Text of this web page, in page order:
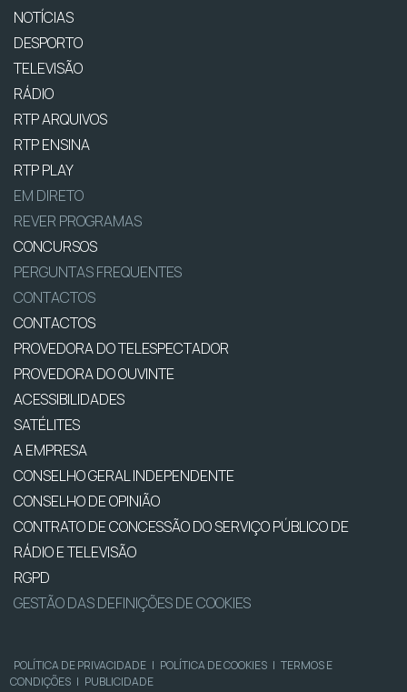
NOTÍCIAS
DESPORTO
TELEVISÃO
RÁDIO
RTP ARQUIVOS
RTP ENSINA
RTP PLAY
EM DIRETO
REVER PROGRAMAS
CONCURSOS
PERGUNTAS FREQUENTES
CONTACTOS
CONTACTOS
PROVEDORA DO TELESPECTADOR
PROVEDORA DO OUVINTE
ACESSIBILIDADES
SATÉLITES
A EMPRESA
CONSELHO GERAL INDEPENDENTE
CONSELHO DE OPINIÃO
CONTRATO DE CONCESSÃO DO SERVIÇO PÚBLICO DE
RÁDIO E TELEVISÃO
RGPD
GESTÃO DAS DEFINIÇÕES DE COOKIES
POLÍTICA DE PRIVACIDADE | POLÍTICA DE COOKIES | TERMOS E
CONDIÇÕES | PUBLICIDADE